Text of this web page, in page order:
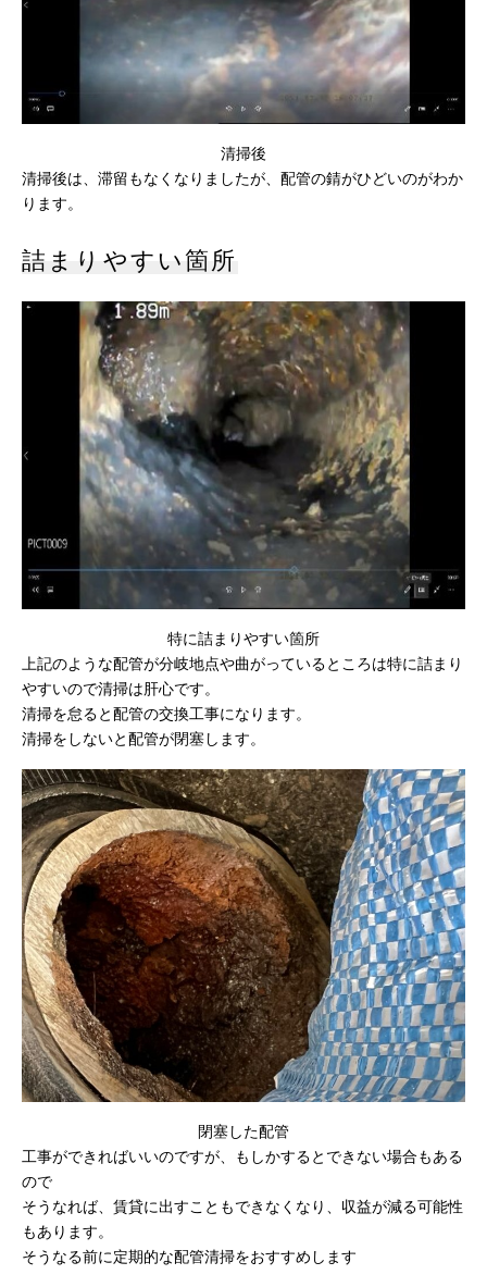
清掃後
清掃後は、滞留もなくなりましたが、配管の錆がひどいのがわか
ります。
詰まりやすい箇所
特に詰まりやすい箇所
上記のような配管が分岐地点や曲がっているところは特に詰まり
やすいので清掃は肝心です。
清掃を怠ると配管の交換工事になります。
清掃をしないと配管が閉塞します。
閉塞した配管
工事ができればいいのですが、もしかするとできない場合もある
ので
そうなれば、賃貸に出すこともできなくなり、収益が減る可能性
もあります。
そうなる前に定期的な配管清掃をおすすめします